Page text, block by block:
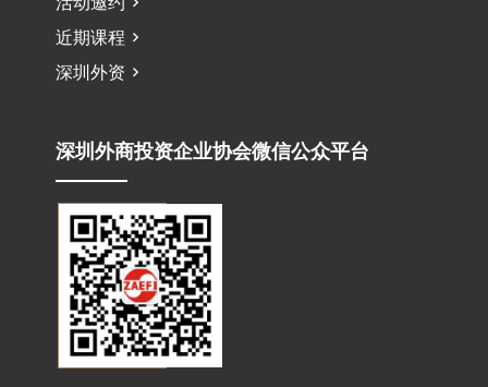
近期课程
深圳外资
深圳外商投资企业协会微信公众平台